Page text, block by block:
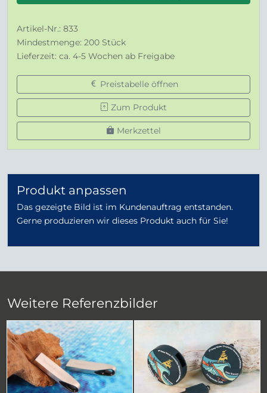
Artikel-Nr.: 833
Mindestmenge: 200 Stück
Lieferzeit: ca. 4-5 Wochen ab Freigabe
Preistabelle öffnen
Zum Produkt
Merkzettel
Produkt anpassen
Das gezeigte Bild ist im Kundenauftrag entstanden.
Gerne produzieren wir dieses Produkt auch für Sie!
Weitere Referenzbilder